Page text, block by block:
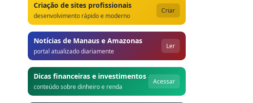
Criação de sites profissionais
desenvolvimento rápido e moderno
Criar
Notícias de Manaus e Amazonas
portal atualizado diariamente
Ler
Dicas financeiras e investimentos
conteúdo sobre dinheiro e renda
Acessar